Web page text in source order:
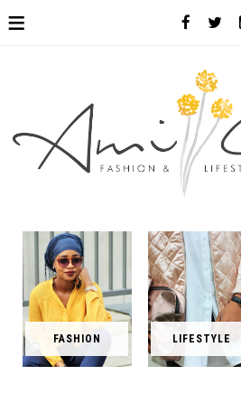
≡
FASHION LIFESTYLE